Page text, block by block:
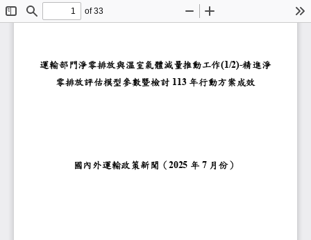
ToggleFind
of 33
Zoom
運輸部門淨零排放與溫室氣體減
(1/2)
-精進淨
零排放評估模型參數暨檢討
113年行動方案成
國內外運輸政策新聞
（202
5 年 7 月份
）